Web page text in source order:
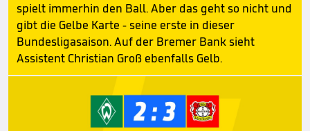
spielt immerhin den Ball. Aber das geht so nicht und
gibt die Gelbe Karte - seine erste in dieser
Bundesligasaison. Auf der Bremer Bank sieht
Assistent Christian Groß ebenfalls Gelb.